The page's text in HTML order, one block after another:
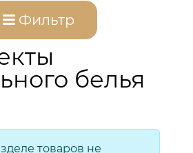
Фильтр
белья
товаров не